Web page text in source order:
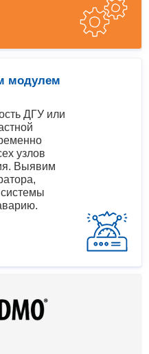
модулем
ДГУ или
узлов
Выявим